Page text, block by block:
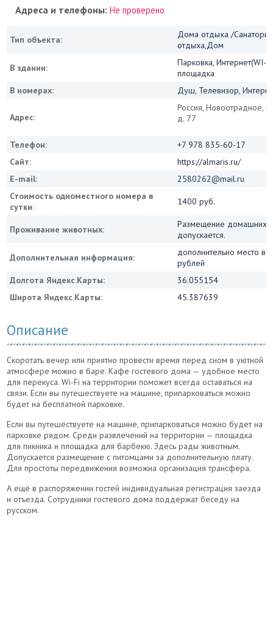
Адреса и телефоны:Не проверено
Тип объекта:
Дома отдыха /
отдыха,Дом
В здании:
Парковка, Интернет(WI-
площадка
В номерах:
Душ, Телевизор,
Адрес:
Россия, Новоотрадное,
д. 77
Телефон:
+7 978 835-60-17
Сайт:
https://almaris.ru/
E-mail:
2580262@mail.ru
Стоимость одноместного номера в
сутки:
1400 руб.
Проживание животных:
Размещение домашних
допускается.
Дополнительная информация:
дополнительно место в
рублей
Долгота Яндекс.Карты:
36.055154
Широта Яндекс.Карты:
45.387639
Описание
Скоротать вечер или приятно провести время перед сном в уютной
атмосфере можно в баре. Кафе гостевого дома — удобное место
для перекуса. Wi-Fi на территории поможет всегда оставаться на
связи. Если вы путешествуете на машине, припарковаться можно
будет на бесплатной парковке.
Если вы путешествуете на машине, припарковаться можно будет на
парковке рядом. Среди развлечений на территории — площадка
для пикника и площадка для барбекю. Здесь рады животным.
Допускается размещение с питомцами за дополнительную плату.
Для простоты передвижения возможна организация трансфера.
А ещё в распоряжении гостей индивидуальная регистрация заезда
и отъезда. Сотрудники гостевого дома поддержат беседу на
русском.